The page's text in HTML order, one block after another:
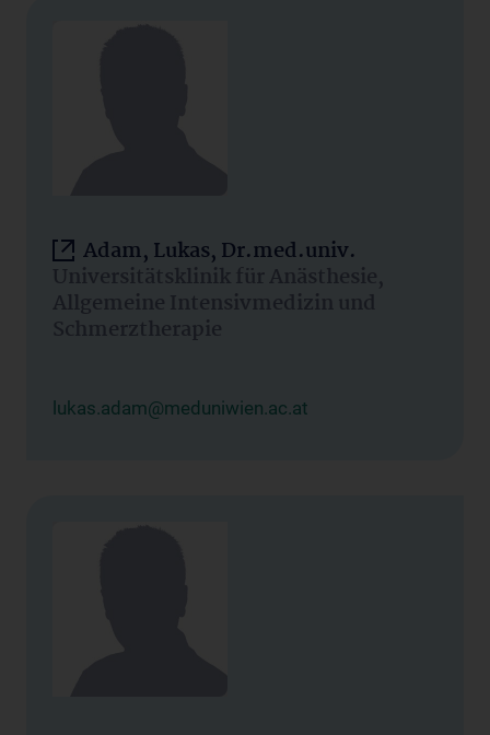
Adam, Lukas, Dr.med.univ.
Universitätsklinik für Anästhesie,
Allgemeine Intensivmedizin und
Schmerztherapie
lukas.adam@meduniwien.ac.at